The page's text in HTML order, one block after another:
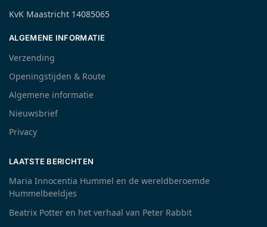
KvK Maastricht 14085065
ALGEMENE INFORMATIE
Verzending
Openingstijden & Route
Algemene informatie
Nieuwsbrief
Privacy
LAATSTE BERICHTEN
Maria Innocentia Hummel en de wereldberoemde
Hummelbeeldjes
Beatrix Potter en het verhaal van Peter Rabbit